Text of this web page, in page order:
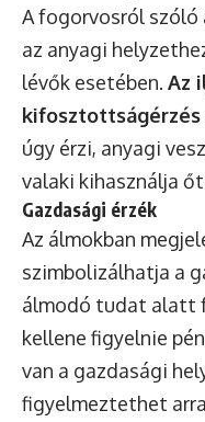
A fogorvosról szóló
az anyagi
lévők esetében. Az
kifosztottságérzés
úgy érzi, anyagi
valaki kihasználja
Gazdasági érzék
Az álmokban
szimbolizálhatja a
álmodó tudat alatt
kellene figyelnie
van a gazdasági
figyelmeztethet